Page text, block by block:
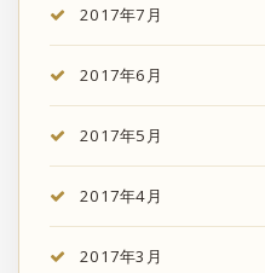
2017年7月
2017年6月
2017年5月
2017年4月
2017年3月